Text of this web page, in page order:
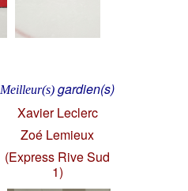
Meilleur(s) gardien(s)
Xavier Leclerc
Zoé Lemieux
(Express Rive Sud
1)